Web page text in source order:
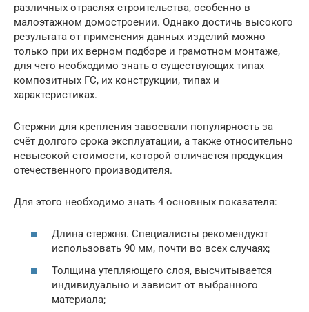
различных отраслях строительства, особенно в
малоэтажном домостроении. Однако достичь высокого
результата от применения данных изделий можно
только при их верном подборе и грамотном монтаже,
для чего необходимо знать о существующих типах
композитных ГС, их конструкции, типах и
характеристиках.
Стержни для крепления завоевали популярность за
счёт долгого срока эксплуатации, а также относительно
невысокой стоимости, которой отличается продукция
отечественного производителя.
Для этого необходимо знать 4 основных показателя:
Длина стержня. Специалисты рекомендуют
использовать 90 мм, почти во всех случаях;
Толщина утепляющего слоя, высчитывается
индивидуально и зависит от выбранного
материала;